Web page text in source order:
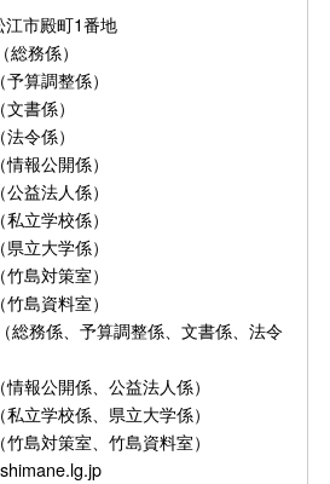
市殿町1番地
務係）
調整係）
係）
係）
公開係）
法人係）
学校係）
大学係）
対策室）
資料室）
総務係、予算調整係、文書係、法令
公開係、公益法人係）
学校係、県立大学係）
対策室、竹島資料室）